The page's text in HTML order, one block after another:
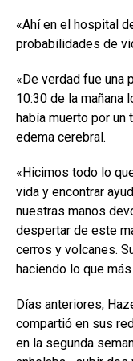
«Ahí en el hospital
probabilidades de
«De verdad fue una
10:30 de la mañana
había muerto por
edema cerebral.
«Hicimos todo lo
vida y encontrar
nuestras manos
despertar de este
cerros y volcanes.
haciendo lo que
Días anteriores,
compartió en sus
en la segunda